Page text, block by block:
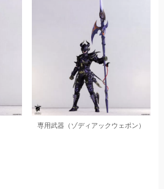
専用武器（ゾディアックウェポン）